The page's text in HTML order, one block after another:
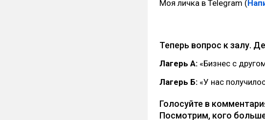
Моя личка в Telegram (
Теперь вопрос к залу.
Лагерь А: «Бизнес с
Лагерь Б: «У нас
Голосуйте в
Посмотрим, кого